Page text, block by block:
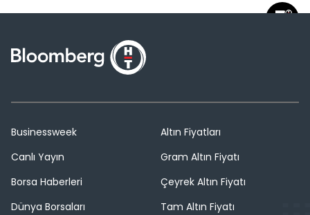
Businessweek
Canlı Yayın
Borsa Haberleri
Dünya Borsaları
Altın Fiyatları
Gram Altın Fiyatı
Çeyrek Altın Fiyatı
Tam Altın Fiyatı